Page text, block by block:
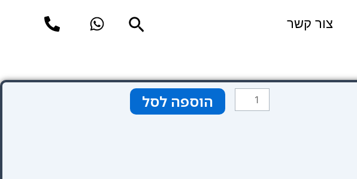
צור קשר חיפוש
כמות
של
הוספה לסל